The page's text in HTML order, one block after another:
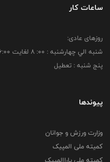
ساعات کار
روزهای عادی:
شنبه الي چهارشنبه : 00: 8 لغايت 16:00
پنج شنبه : تعطیل
پیوندها
وزارت ورزش و جوانان
کمیته ملی المپیک